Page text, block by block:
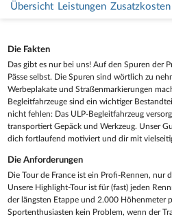
Übersicht Leistungen Zusatzkosten
Die Fakten
Das gibt es nur bei uns! Auf den Spuren der
Pässe selbst. Die Spuren sind wörtlich zu
Werbeplakate und Straßenmarkierungen
Begleitfahrzeuge sind ein wichtiger
nicht fehlen: Das ULP-Begleitfahrzeug
transportiert Gepäck und Werkzeug. Unser
dich fortlaufend motiviert und dir mit
Die Anforderungen
Die Tour de France ist ein Profi-Rennen, nur
Unsere Highlight-Tour ist für (fast) jeden
der längsten Etappe und 2.000 Höhenmeter
Sportenthusiasten kein Problem, wenn der